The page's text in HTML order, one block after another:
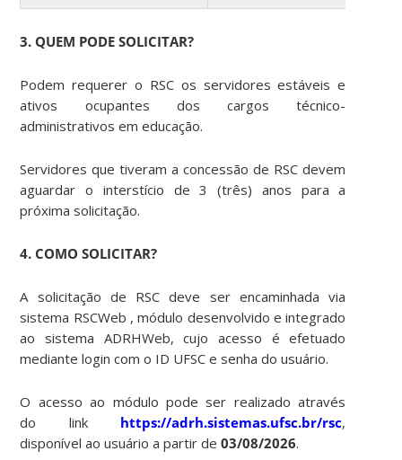
3. QUEM PODE SOLICITAR?
Podem requerer o RSC os servidores estáveis e
ativos ocupantes dos cargos técnico-
administrativos em educação.
Servidores que tiveram a concessão de RSC devem
aguardar o interstício de 3 (três) anos para a
próxima solicitação.
4. COMO SOLICITAR?
A solicitação de RSC deve ser encaminhada via
sistema RSCWeb , módulo desenvolvido e integrado
ao sistema ADRHWeb, cujo acesso é efetuado
mediante login com o ID UFSC e senha do usuário.
O acesso ao módulo pode ser realizado através
do link https://adrh.sistemas.ufsc.br/rsc,
disponível ao usuário a partir de03/08/2026.